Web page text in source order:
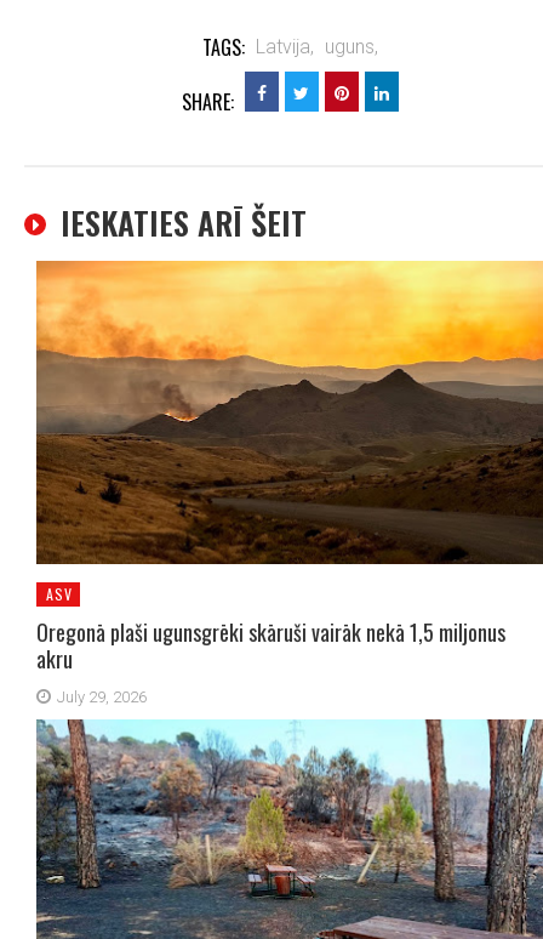
TAGS: Latvija, uguns,
SHARE:
IESKATIES ARĪ ŠEIT
ASV
Oregonā plaši ugunsgrēki skāruši vairāk nekā 1,5 miljonus
akru
July 29, 2026